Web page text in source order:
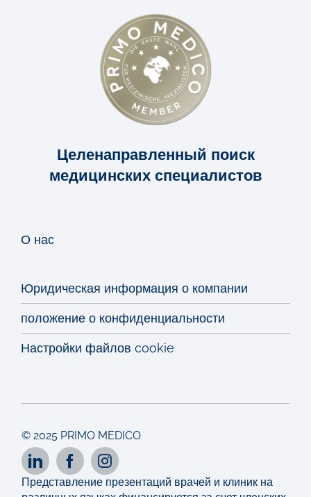
Целенаправленный поиск
медицинских специалистов
О нас
Юридическая информация о компании
положение о конфиденциальности
Настройки файлов cookie
© 2025 PRIMO MEDICO
Представление презентаций врачей и клиник на